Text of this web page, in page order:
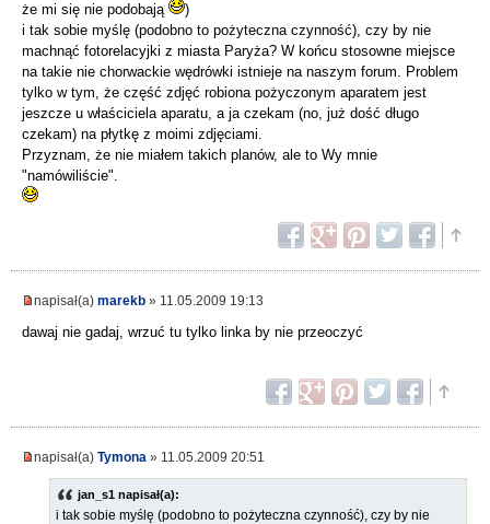
że mi się nie podobają
)
i tak sobie myślę (podobno to pożyteczna czynność), czy by nie
machnąć fotorelacyjki z miasta Paryża? W końcu stosowne miejsce
na takie nie chorwackie wędrówki istnieje na naszym forum. Problem
tylko w tym, że część zdjęć robiona pożyczonym aparatem jest
jeszcze u właściciela aparatu, a ja czekam (no, już dość długo
czekam) na płytkę z moimi zdjęciami.
Przyznam, że nie miałem takich planów, ale to Wy mnie
"namówiliście".
napisał(a) marekb » 11.05.2009 19:13
dawaj nie gadaj, wrzuć tu tylko linka by nie przeoczyć
napisał(a) Tymona » 11.05.2009 20:51
jan_s1 napisał(a):
i tak sobie myślę (podobno to pożyteczna czynność), czy by nie